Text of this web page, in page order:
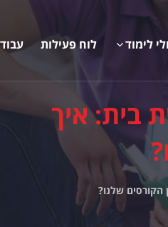
לימוד לוח פעילות
בית: איך
שלנו?